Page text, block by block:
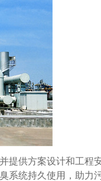
提供方案设计和工程
统持久使用，助力